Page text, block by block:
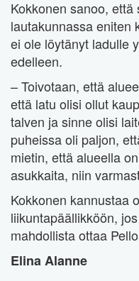
Kokkonen sanoo,
lautakunnassa eniten
ei ole löytänyt ladulle
edelleen.
– Toivotaan, että
että latu olisi ollut
talven ja sinne olisi
puheissa oli paljon,
mietin, että alueella
asukkaita, niin
Kokkonen kannustaa
liikuntapäällikköön,
mahdollista ottaa
Elina Alanne